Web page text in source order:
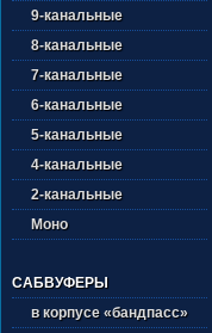
9-канальные
8-канальные
7-канальные
6-канальные
5-канальные
4-канальные
2-канальные
Моно
САБВУФЕРЫ
в корпусе «бандпасс»